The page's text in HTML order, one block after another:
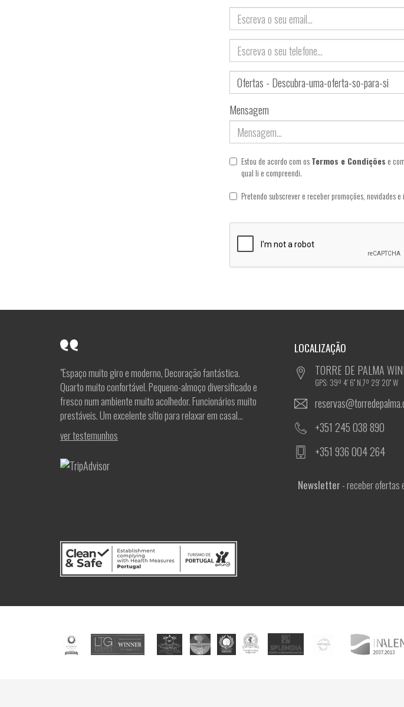
Email
Telefone
Assunto
Mensagem
Estou de acordo com osTermos e Condições e
qual li e compreendi.
Pretendo subscrever e receber promoções, novidades
"Espaço muito giro e moderno, Decoração fantástica.
Quarto muito confortável. Pequeno-almoço diversificado e
fresco num ambiente muito acolhedor. Funcionários muito
prestáveis. Um excelente sítio para relaxar em casal...
ver testemunhos
LOCALIZAÇÃO
TORRE DE PALMA
GPS: 39º 4' 6'' N,7º 29' 20'' W
+351 245 038 890
+351 936 004 264
Newsletter- receber ofertas